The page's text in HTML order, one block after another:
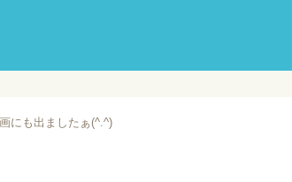
にも出ましたぁ(^.^)